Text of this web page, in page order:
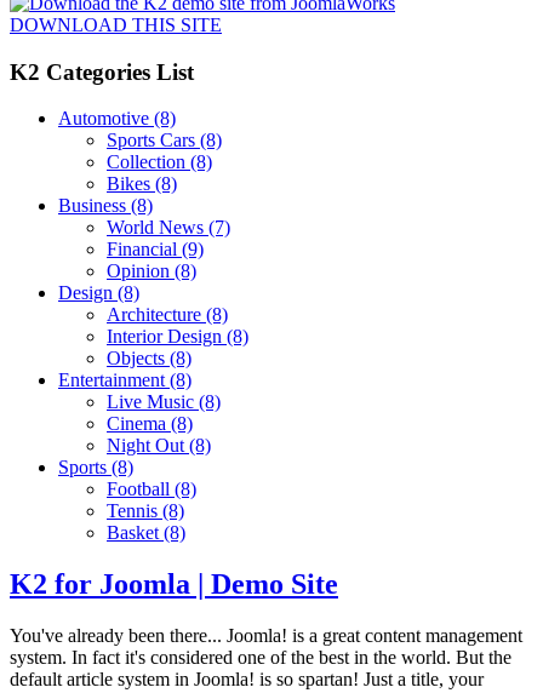
DOWNLOAD THIS SITE
K2 Categories List
Automotive (8)
Sports Cars (8)
Collection (8)
Bikes (8)
Business (8)
World News (7)
Financial (9)
Opinion (8)
Design (8)
Architecture (8)
Interior Design (8)
Objects (8)
Entertainment (8)
Live Music (8)
Cinema (8)
Night Out (8)
Sports (8)
Football (8)
Tennis (8)
Basket (8)
K2 for Joomla | Demo Site
You've already been there... Joomla! is a great content management
system. In fact it's considered one of the best in the world. But the
default article system in Joomla! is so spartan! Just a title, your